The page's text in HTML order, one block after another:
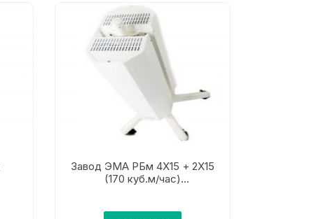
Завод ЭМА РБм 4Х15 + 2Х15
(170 куб.м/час)